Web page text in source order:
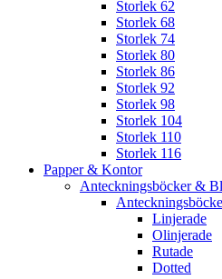
Storlek 62
Storlek 68
Storlek 74
Storlek 80
Storlek 86
Storlek 92
Storlek 98
Storlek 104
Storlek 110
Storlek 116
Papper & Kontor
Anteckningsböcker &
Linjerade
Olinjerade
Rutade
Dotted